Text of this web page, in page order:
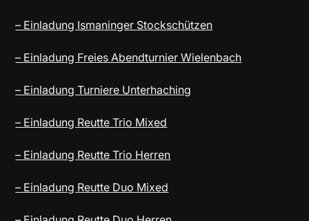
– Einladung Ismaninger Stockschützen
– Einladung Freies Abendturnier Wielenbach
– Einladung Turniere Unterhaching
– Einladung Reutte Trio Mixed
– Einladung Reutte Trio Herren
– Einladung Reutte Duo Mixed